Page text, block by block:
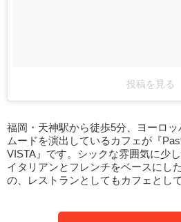
投稿を見る
福岡・天神駅から徒歩5分、ヨーロ
ムードを演出しているカフェが『
VISTA』です。シックな雰囲気に少
イタリアンとフレンチをベースにし
の、レストランとしてもカフェとし